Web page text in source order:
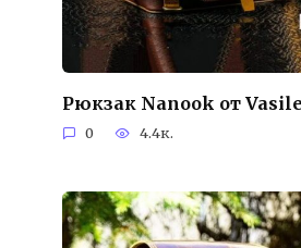
Рюкзак Nanook от
0 4.4к.